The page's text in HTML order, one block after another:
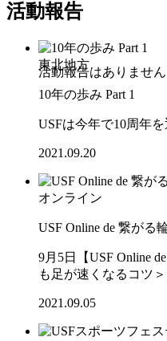
活動報告
東北地方
10年の歩み Part 1
USFは今年で10周年を
2021.09.20
オンライン
USF Online de 繋がる
9月5日【USF Online
も足が速くなるコツ
2021.09.05